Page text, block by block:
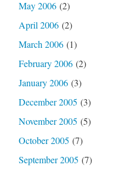
May 2006(2)
April 2006(2)
March 2006(1)
February 2006(2)
January 2006(3)
December 2005 (3)
November 2005 (5)
October 2005 (7)
September 2005 (7)